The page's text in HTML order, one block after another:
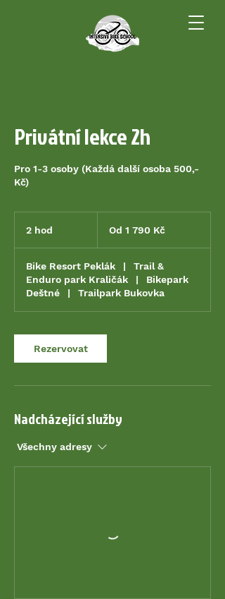
Privátní lekce 2h
Pro 1-3 osoby (Každá další osoba 500,-
Kč)
2 hod
d
českých
Od 1 790 Kč
Bike Resort Peklák |
Trail &
Enduro park Kraličák
|
Bikepark
Deštné
| Trailpark Bukovka
Rezervovat
Nadcházející služby
Všechny adresy